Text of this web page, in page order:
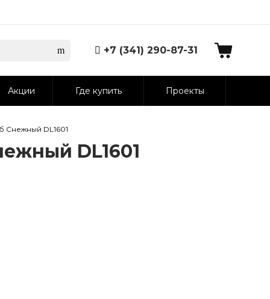
+7 (341) 290-87-31
Акции Где купить Проекты
Снежный DL1601
DL1601